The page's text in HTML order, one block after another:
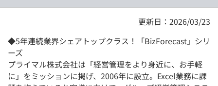
更新日：2026/03/23
◆5年連続業界シェアトップクラス！「BizForecast」シリ
ーズ
プライマル株式会社は「経営管理をより身近に、お手軽
に」をミッションに掲げ、2006年に設立。Excel業務に課